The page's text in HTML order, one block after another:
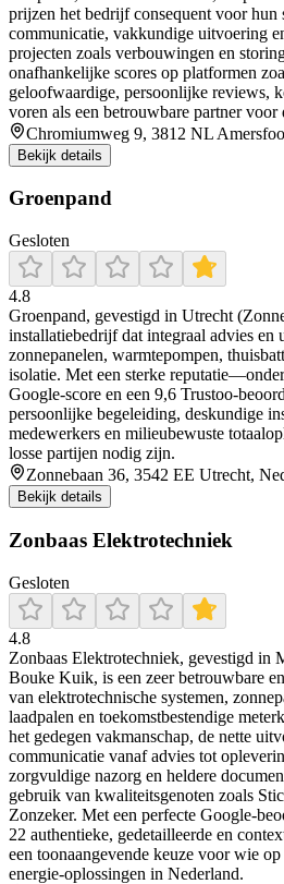
prijzen het bedrijf consequent voor hun
communicatie, vakkundige uitvoering
projecten zoals verbouwingen en
onafhankelijke scores op platformen
geloofwaardige, persoonlijke reviews,
voren als een betrouwbare partner voor
Chromiumweg 9, 3812 NL
Bekijk details
Groenpand
Gesloten
4.8
Groenpand, gevestigd in Utrecht
installatiebedrijf dat integraal advies en
zonnepanelen, warmtepompen,
isolatie. Met een sterke
Google-score en een 9,6 Trustoo-
persoonlijke begeleiding, deskundige
medewerkers en milieubewuste
losse partijen nodig zijn.
Zonnebaan 36, 3542 EE Utrecht,
Bekijk details
Zonbaas Elektrotechniek
Gesloten
4.8
Zonbaas Elektrotechniek, gevestigd in
Bouke Kuik, is een zeer betrouwbare
van elektrotechnische systemen,
laadpalen en toekomstbestendige
het gedegen vakmanschap, de nette
communicatie vanaf advies tot
zorgvuldige nazorg en heldere
gebruik van kwaliteitsgenoten zoals
Zonzeker. Met een perfecte Google-
22 authentieke, gedetailleerde en
een toonaangevende keuze voor wie
energie-oplossingen in Nederland.